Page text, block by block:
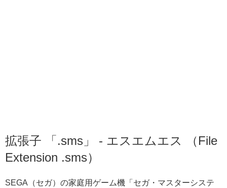
拡張子 「.sms」 - エスエムエス （File
Extension .sms）
SEGA（セガ）の家庭用ゲーム機「セガ・マスターシステ